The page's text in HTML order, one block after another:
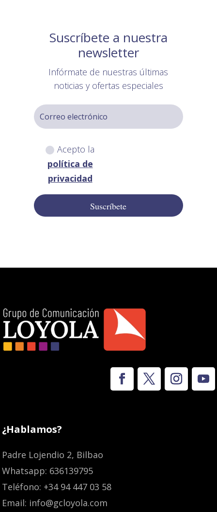
Suscríbete a nuestra
newsletter
Infórmate de nuestras últimas
noticias y ofertas especiales
Acepto la
política de
privacidad
Suscríbete
¿Hablamos?
Padre Lojendio 2, Bilbao
Whatsapp: 636139795
Teléfono: +34 94 447 03 58
Email: info@gcloyola.com